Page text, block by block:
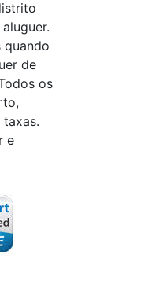
quando
de
os
e